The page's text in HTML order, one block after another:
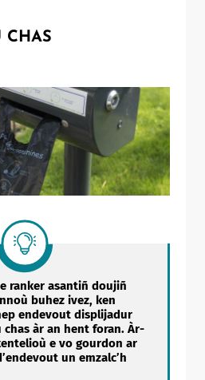
CHAS
ranker asantiñ doujiñ
buhez ivez, ken
endevout displijadur
àr an hent foran. Àr-
e vo gourdon ar
un emzalc’h
is disabled.